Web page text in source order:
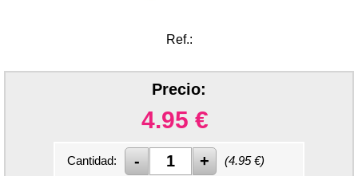
Ref.:
Precio:
4.95 €
Cantidad: (4.95€)